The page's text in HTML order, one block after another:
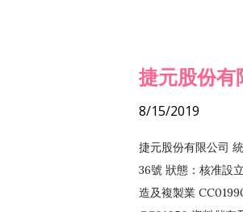
捷元股份有
8/15/2019
捷元股份有限公司
36號 狀態：核准設
造及複製業